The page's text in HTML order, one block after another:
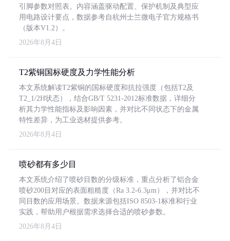
引脚参数对照表。内容涵盖驱动配置、保护机制及典型应
用电路设计要点，数据参考自杭州士兰微电子官方规格书
（版本V1.2）。
2026年8月4日
T2紫铜国标硬度及力学性能分析
本文系统解读T2紫铜的国标硬度和抗拉强度（包括T2及
T2_1/2H状态），结合GB/T 5231-2012标准数据，详细分
析其力学性能指标及影响因素，并对比不同状态下的金属
特性差异，为工业选材提供参考。
2026年8月4日
喷砂都有多少目
本文系统介绍了喷砂目数的分级标准，重点分析了铝合金
喷砂200目对应的表面粗糙度（Ra 3.2-6.3μm），并对比不
同目数的应用场景。数据来源包括ISO 8503-1标准和行业
实践，帮助用户根据需求选择合适的喷砂参数。
2026年8月4日